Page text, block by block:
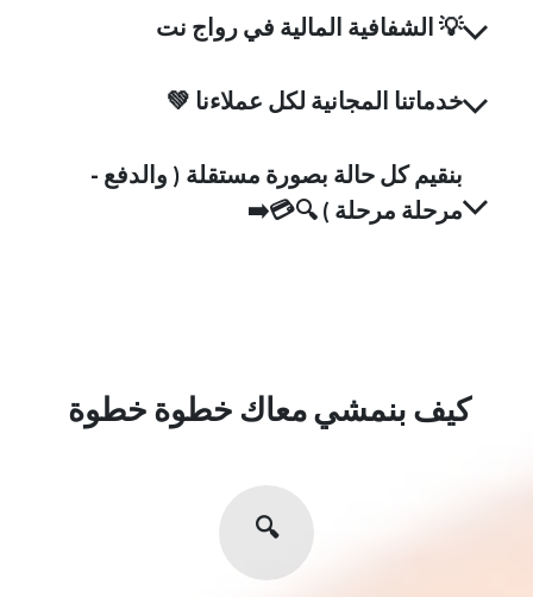
💡 الشفافية المالية في رواج نت
خدماتنا المجانية لكل عملاءنا 💚
بنقيم كل حالة بصورة مستقلة ( والدفع -
مرحلة مرحلة ) 🔍💳➡️
كيف بنمشي معاك خطوة خطوة
🔍